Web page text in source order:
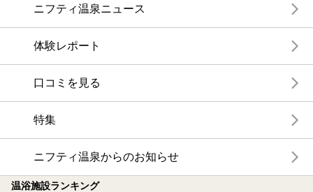
ニフティ温泉ニュース
体験レポート
口コミを見る
特集
ニフティ温泉からのお知らせ
温浴施設ランキング